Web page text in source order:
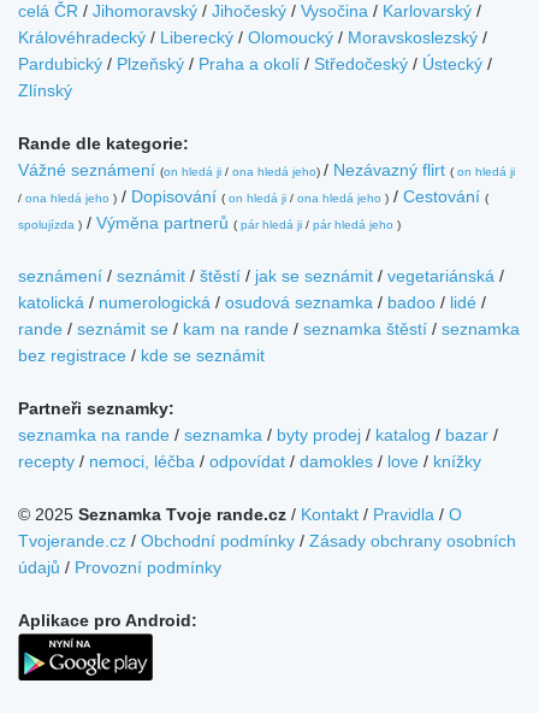
celá ČR / Jihomoravský / Jihočeský / Vysočina / Karlovarský /
Královéhradecký / Liberecký / Olomoucký / Moravskoslezský /
Pardubický / Plzeňský / Praha a okolí / Středočeský / Ústecký /
Zlínský
Rande dle kategorie:
Vážné seznámení (on hledá ji / ona hledá jeho) / Nezávazný flirt ( on hledá ji
/ ona hledá jeho ) / Dopisování ( on hledá ji / ona hledá jeho ) / Cestování (
spolujízda ) / Výměna partnerů ( pár hledá ji / pár hledá jeho )
seznámení / seznámit / štěstí / jak se seznámit / vegetariánská /
katolická / numerologická / osudová seznamka / badoo / lidé /
rande / seznámit se / kam na rande / seznamka štěstí / seznamka
bez registrace / kde se seznámit
Partneři seznamky:
seznamka na rande / seznamka / byty prodej / katalog / bazar /
recepty / nemoci, léčba / odpovídat / damokles / love / knížky
© 2025 Seznamka Tvoje rande.cz / Kontakt / Pravidla / O
Tvojerande.cz / Obchodní podmínky / Zásady obchrany osobních
údajů / Provozní podmínky
Aplikace pro Android: